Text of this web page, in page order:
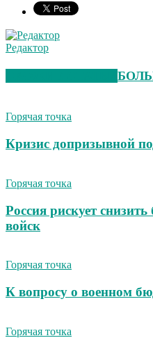
Редактор
Горячая точка
Кризис допризывной
Горячая точка
Россия рискует снизить
войск
Горячая точка
К вопросу о военном
Горячая точка